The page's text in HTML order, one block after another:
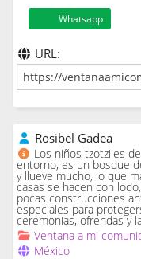
Whatsapp
URL:
Rosibel Gadea
Los niños tzotziles
entorno, es un bosque
y llueve mucho, lo que
casas se hacen con
pocas construcciones
especiales para
ceremonias, ofrendas y
Ventana a mi
México